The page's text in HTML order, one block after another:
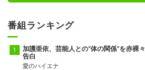
番組ランキング
加護亜依、芸能人との“体の関係”を赤裸々
告白
愛のハイエナ